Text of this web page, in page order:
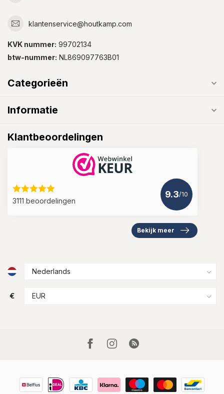
klantenservice@houtkamp.com
KVK nummer: 99702134
btw-nummer: NL869097763B01
Categorieën
Informatie
Klantbeoordelingen
3111 beoordelingen
9.3/10
Bekijk meer
€